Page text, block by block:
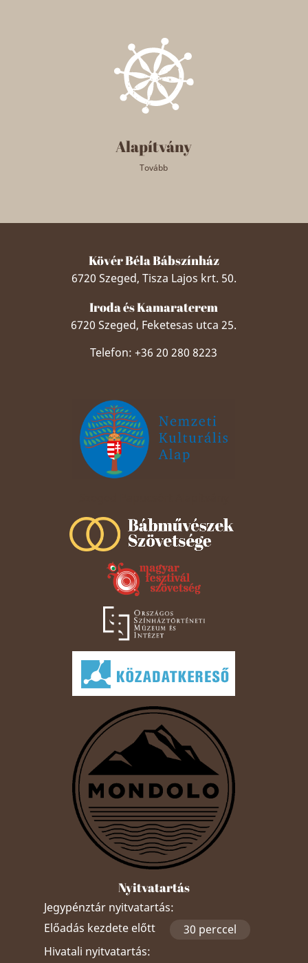
Alapítvány
Tovább
Kövér Béla Bábszínház
6720 Szeged, Tisza Lajos krt. 50.
Iroda és Kamaraterem
6720 Szeged, Feketesas utca 25.
Telefon: +36 20 280 8223
Nyitvatartás
Jegypénztár nyitvatartás:
Előadás kezdete előtt
30 perccel
Hivatali nyitvatartás: